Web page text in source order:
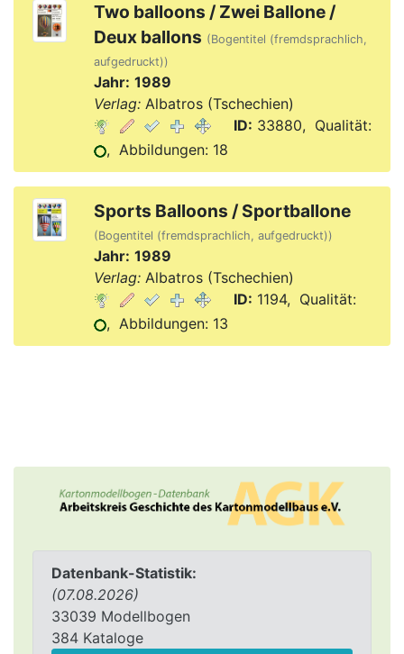
Datenbank-Statistik:
(07.08.2026)
33039 Modellbogen
384 Kataloge
Two balloons / Zwei Ballone /
Deux ballons (Bogentitel (fremdsprachlich,
aufgedruckt))
Jahr: 1989
Verlag:Albatros (Tschechien)
ID: 33880, Qualität:
, Abbildungen: 18
Sports Balloons / Sportballone
(Bogentitel (fremdsprachlich, aufgedruckt))
Jahr: 1989
Verlag:Albatros (Tschechien)
ID: 1194, Qualität:
, Abbildungen: 13